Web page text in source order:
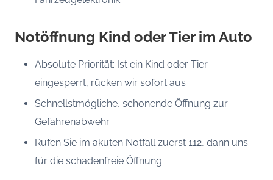
Notöffnung Kind oder Tier im Auto
Absolute Priorität: Ist ein Kind oder Tier
eingesperrt, rücken wir sofort aus
Schnellstmögliche, schonende Öffnung zur
Gefahrenabwehr
Rufen Sie im akuten Notfall zuerst 112, dann uns
für die schadenfreie Öffnung